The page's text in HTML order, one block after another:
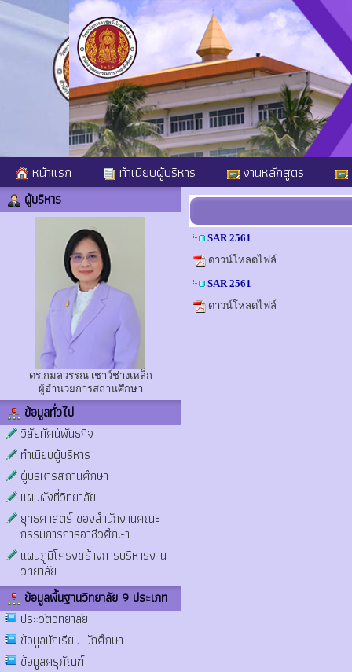
หน้าแรก ทำเนียบผู้บริหาร งานหลักสูตร
ผู้บริหาร
ดร.กมลวรรณ เชาว์ช่างเหล็ก
ผู้อำนวยการสถานศึกษา
ข้อมูลทั่วไป
วิสัยทัศน์พันธกิจ
ทำเนียบผู้บริหาร
ผู้บริหารสถานศึกษา
แผนผังที่วิทยาลัย
ยุทธศาสตร์ ของสำนักงานคณะ
กรรมการการอาชีวศึกษา
แผนภูมิโครงสร้างการบริหารงาน
วิทยาลัย
ข้อมูลพื้นฐานวิทยาลัย 9 ประเภท
ประวัติวิทยาลัย
ข้อมูลนักเรียน-นักศึกษา
ข้อมูลครุภัณฑ์
SAR 2561
ดาวน์โหลดไฟล์
SAR 2561
ดาวน์โหลดไฟล์